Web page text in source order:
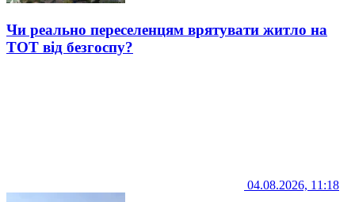
Чи реально переселенцям врятувати житло на
ТОТ від безгоспу?
04.08.2026, 11:18